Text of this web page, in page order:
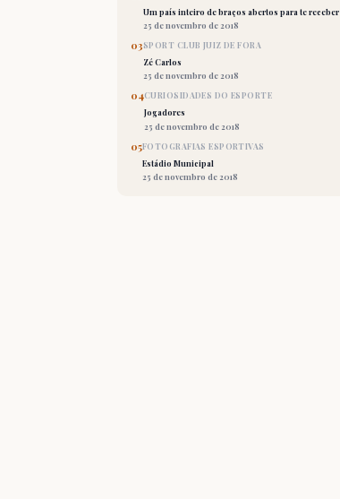
Um país inteiro de braços abertos para te receber
25 de novembro de 2018
03SPORT CLUB JUIZ DE FORA
Zé Carlos
25 de novembro de 2018
04CURIOSIDADES DO ESPORTE
Jogadores
25 de novembro de 2018
05FOTOGRAFIAS ESPORTIVAS
Estádio Municipal
25 de novembro de 2018